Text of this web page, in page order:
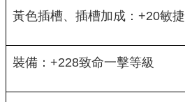
黃色插槽、插槽加成：+20敏捷
裝備：+228致命一擊等級